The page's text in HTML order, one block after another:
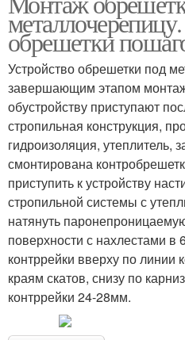
обрешетки
Устройство обрешетки под
завершающим этапом
обустройству приступают
стропильная конструкция,
гидроизоляция, утеплитель,
смонтирована
приступить к устройству
стропильной системы с
натянуть
поверхности с нахлестами в
контррейки вверху по линии
краям скатов, снизу по
контррейки 24-28мм.